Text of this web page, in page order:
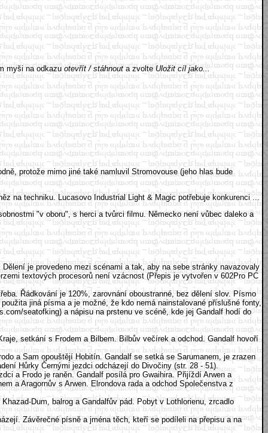
myši na odkazuotevřít / stáhnouta zvolteUložit cíl jako...
protože mimo jiné také namluvil Stromovouse (jeho hlas bude
na techniku. Lucasovo Industrial Light & Magic potřebuje konkurenci ...
"v oboru", s herci a tvůrci filmu. Německo není vůbec daleko a
je provedeno mezi scénami a tak, aby na sebe stránky navazovaly
textových procesorů není vzácnost (Přepis je vytvořen v 602Pro PC
Řádkování je 120%, zarovnání oboustranné, bez dělení slov. Písmo
jiná písma a je možné, že kdo nemá nainstalované příslušné fonty,
seatofking) a nápisu na prstenu ve scéně, kde jej Gandalf hodí do
setkání s Frodem a Bilbem. Bilbův večírek a odchod. Gandalf hovoří
a Sam opouštějí Hobitín. Gandalf se setká se Sarumanem, je zrazen
Hůrky Černými jezdci odcházejí do Divočiny (str. 28 - 51).
a Frodo je raněn. Gandalf posílá pro Gwaihira. Přijíždí Arwen a
a Aragornův s Arwen. Elrondova rada a odchod Společenstva z
Dum, balrog a Gandalfův pád. Pobyt v Lothlorienu, zrcadlo
Závěrečné písně a jména těch, kteří se podíleli na přepisu a na